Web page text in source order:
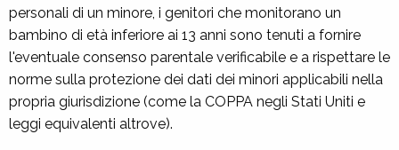
personali di un minore, i genitori che monitorano un
bambino di età inferiore ai 13 anni sono tenuti a fornire
l'eventuale consenso parentale verificabile e a rispettare le
norme sulla protezione dei dati dei minori applicabili nella
propria giurisdizione (come la COPPA negli Stati Uniti e
leggi equivalenti altrove).